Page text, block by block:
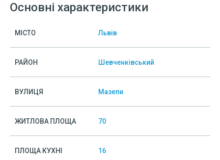
Основні характеристики
МІСТО Львів
РАЙОН Шевченківський
ВУЛИЦЯ Мазепи
ЖИТЛОВА ПЛОЩА 70
ПЛОЩА КУХНІ 16